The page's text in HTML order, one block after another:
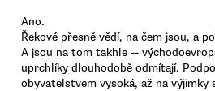
Ano.
Řekové přesně vědí, na čem jsou, a
A jsou na tom takhle --
uprchlíky dlouhodobě odmítají.
obyvatelstvem vysoká, až na